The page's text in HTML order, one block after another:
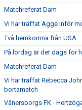
Matchreferat Dam
Vi har träffat Agge inför
Två hemkomna från USA
På lördag är det dags för
Matchreferat Dam
Vi har träffat Rebecca
bortamatch
Vänersborgs FK -